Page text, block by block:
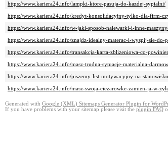
https://www.kariera24.info/lampki-ktore-pasuja-do-kazdej-sypialni/
https://www.kariera24.info/kredyt-konsolidacyjny-tylko-dla-firm-
https://www.kariera24.info/w-jaki-sposob-nalewarki-i-inne-
https://www.kariera24.info/znajdz-idealny-materac-i-wyspij-sie-do-
https://www.kariera24.info/transakcja-karta-zblizeniowa-co-
https://www.kariera24.info/masz-trudna-sytuacje-materialna-
https://www.kariera24.info/piszemy-list-motywacyjny-na-
https://www.kariera24.info/masz-swoja-ciezarowke-zamien-ja-w-
Generated with Google (XML) Sitemaps Generator Plugin for
If you have problems with your sitemap please visit the plugin FAQ